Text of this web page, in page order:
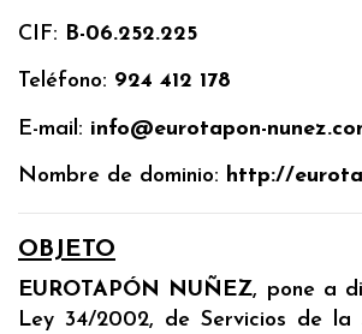
CIF: B-06.252.225
Teléfono: 924 412 178
E-mail: info@eurotapon-
Nombre de dominio: http://
OBJETO
EUROTAPÓN NUÑEZ, pone a
Ley 34/2002, de Servicios de la